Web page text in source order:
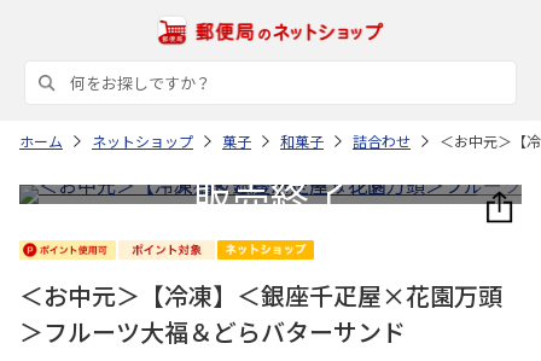
ホーム ネットショップ 菓子 和菓子 詰合わせ ＜お中元＞【
＜お中元＞【冷凍】＜銀座千疋屋×花園万頭
＞フルーツ大福＆どらバターサンド